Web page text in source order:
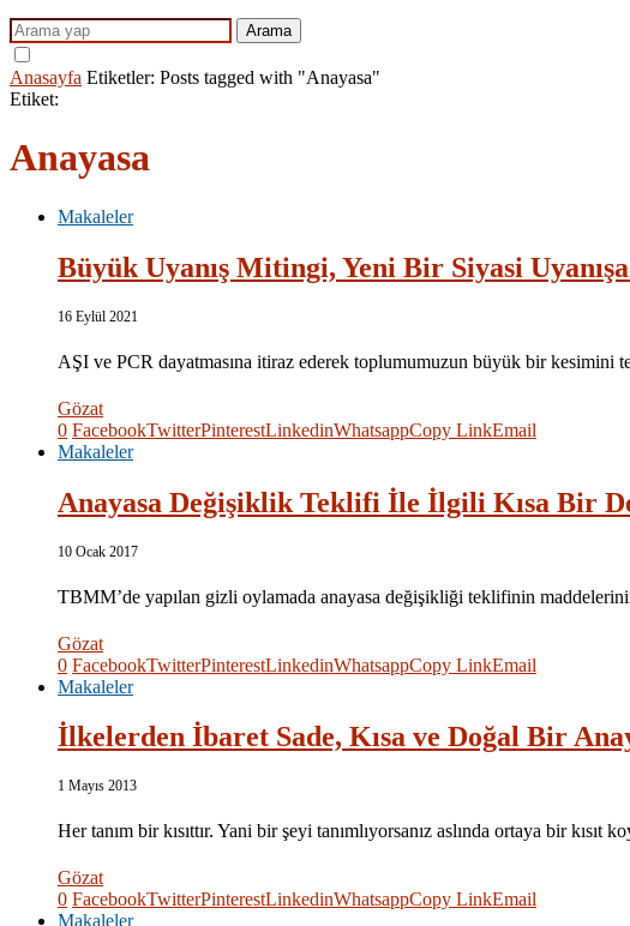
Arama
Anasayfa Etiketler: Posts tagged with "Anayasa"
Etiket:
Anayasa
Makaleler
Büyük Uyanış Mitingi, Yeni Bir Siyasi
16 Eylül 2021
AŞI ve PCR dayatmasına itiraz ederek toplumumuzun büyük bir kesimini
Gözat
0 FacebookTwitterPinterestLinkedinWhatsappCopy LinkEmail
Makaleler
Anayasa Değişiklik Teklifi İle İlgili Kısa Bir
10 Ocak 2017
TBMM’de yapılan gizli oylamada anayasa değişikliği teklifinin
Gözat
0 FacebookTwitterPinterestLinkedinWhatsappCopy LinkEmail
Makaleler
İlkelerden İbaret Sade, Kısa ve Doğal Bir
1 Mayıs 2013
Her tanım bir kısıttır. Yani bir şeyi tanımlıyorsanız aslında ortaya bir
Gözat
0 FacebookTwitterPinterestLinkedinWhatsappCopy LinkEmail
Makaleler